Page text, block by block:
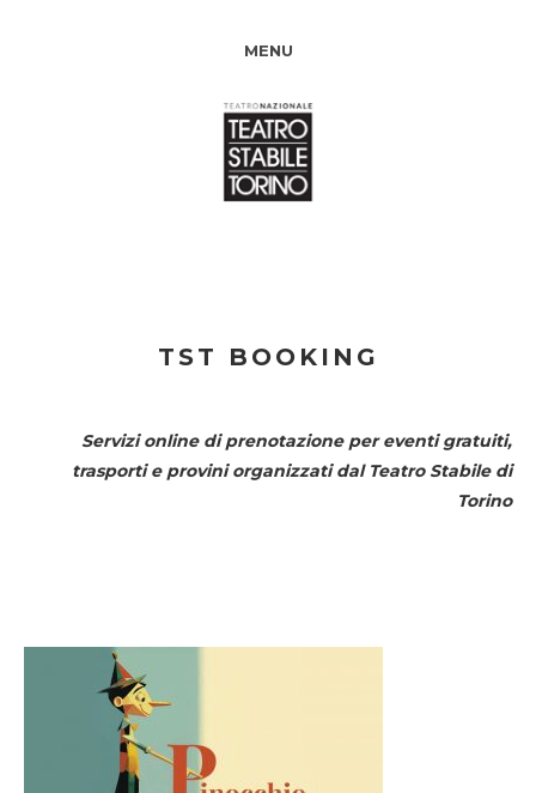
MENU
TST BOOKING
Servizi online di prenotazione per eventi gratuiti,
trasporti e provini organizzati dal Teatro Stabile di
Torino